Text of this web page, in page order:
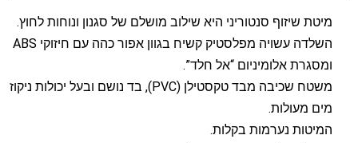
מיטת שיזוף סנטוריני היא שילוב מושלם של סגנון ונוחות לחוץ.
השלדה עשויה מפלסטיק קשיח בגוון אפור כהה עם חיזוקי ABS
ומסגרת אלומיניום “אל חלד”.
משטח שכיבה מבד טקסטילן (PVC), בד נושם ובעל יכולות ניקוז
מים מעולות.
המיטות נערמות בקלות.